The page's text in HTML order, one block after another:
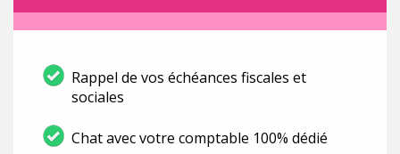
Rappel de vos échéances fiscales et
sociales
Chat avec votre comptable 100% dédié